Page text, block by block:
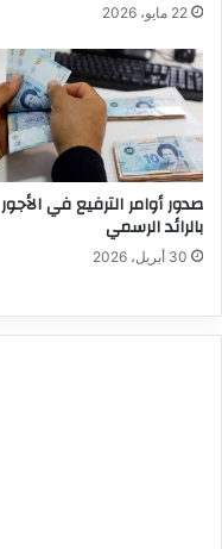
22 مايو، 2026
صدور أوامر الترفيع في الأجور
بالرائد الرسمي
30 أبريل، 2026